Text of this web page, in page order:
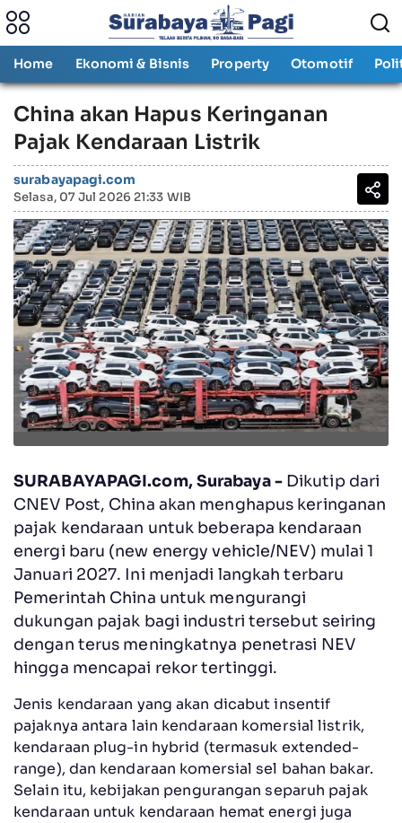
Home Ekonomi & Bisnis Property Otomotif
China akan Hapus Keringanan
Pajak Kendaraan Listrik
surabayapagi.com
Selasa, 07 Jul 2026 21:33 WIB
SURABAYAPAGI.com, Surabaya - Dikutip dari
CNEV Post, China akan menghapus keringanan
pajak kendaraan untuk beberapa kendaraan
energi baru (new energy vehicle/NEV) mulai 1
Januari 2027. Ini menjadi langkah terbaru
Pemerintah China untuk mengurangi
dukungan pajak bagi industri tersebut seiring
dengan terus meningkatnya penetrasi NEV
hingga mencapai rekor tertinggi.
Jenis kendaraan yang akan dicabut insentif
pajaknya antara lain kendaraan komersial listrik,
kendaraan plug-in hybrid (termasuk extended-
range), dan kendaraan komersial sel bahan bakar.
Selain itu, kebijakan pengurangan separuh pajak
kendaraan untuk kendaraan hemat energi juga